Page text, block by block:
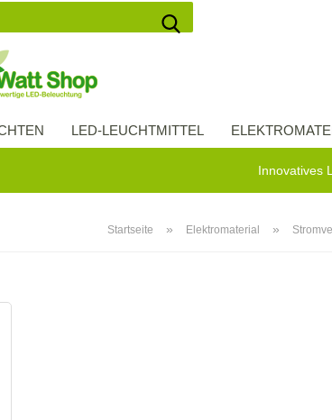
Innovatives
LED-LEUCHTMITTEL
Startseite » Elektromaterial »